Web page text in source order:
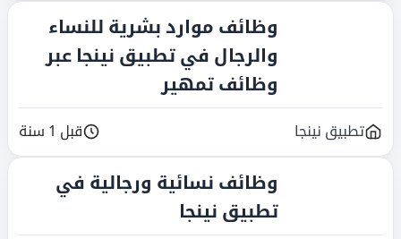
وظائف موارد بشرية للنساء
والرجال في تطبيق نينجا عبر
وظائف تمهير
تطبيق نينجا قبل 1 سنة
وظائف نسائية ورجالية في
تطبيق نينجا